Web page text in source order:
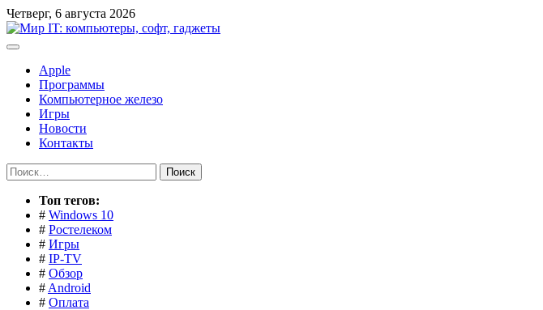
Перейти
к
содержимому
Четверг, 6 августа 2026
Apple
Программы
Компьютерное железо
Игры
Новости
Контакты
Найти:
Toп тегов:
# Windows 10
# Ростелеком
# Игры
# IP-TV
# Обзор
# Android
# Оплата